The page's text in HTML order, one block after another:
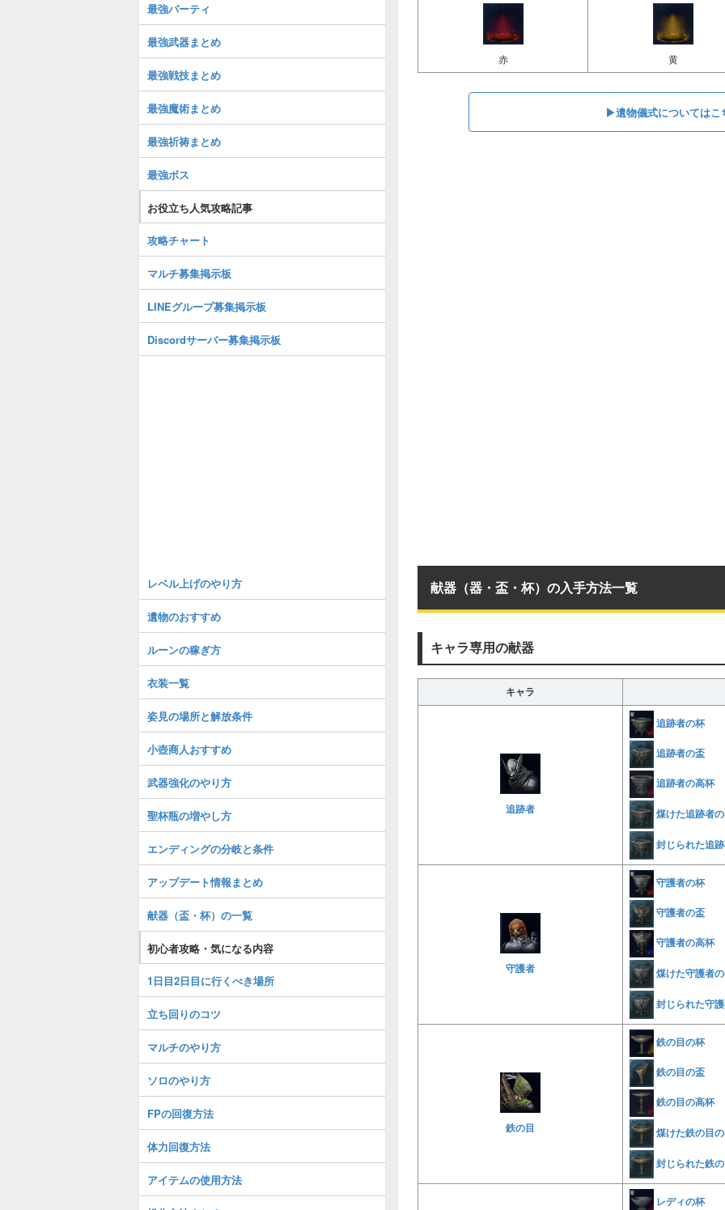
赤 黄
▶︎遺物儀式についてはこ
献器（器・盃・杯）の入手方法一覧
キャラ専用の献器
キャラ
追跡者
追跡者の杯
追跡者の盃
追跡者の高杯
煤けた追跡者
封じられた追
守護者
守護者の杯
守護者の盃
守護者の高杯
煤けた守護者
封じられた守
鉄の目
鉄の目の杯
鉄の目の盃
鉄の目の高杯
煤けた鉄の目
封じられた鉄
レディの杯
最強パーティ
最強武器まとめ
最強戦技まとめ
最強魔術まとめ
最強祈祷まとめ
最強ボス
お役立ち人気攻略記事
攻略チャート
マルチ募集掲示板
LINEグループ募集掲示板
Discordサーバー募集掲示板
レベル上げのやり方
遺物のおすすめ
ルーンの稼ぎ方
衣装一覧
姿見の場所と解放条件
小壺商人おすすめ
武器強化のやり方
聖杯瓶の増やし方
エンディングの分岐と条件
アップデート情報まとめ
献器（盃・杯）の一覧
初心者攻略・気になる内容
1日目2日目に行くべき場所
立ち回りのコツ
マルチのやり方
ソロのやり方
FPの回復方法
体力回復方法
アイテムの使用方法